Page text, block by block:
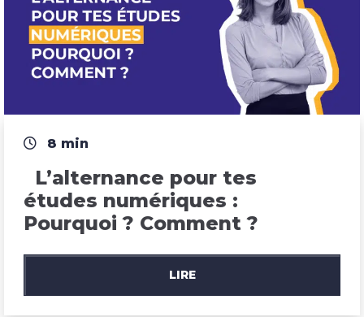
8 min
L’alternance pour tes
études numériques :
Pourquoi ? Comment ?
LIRE